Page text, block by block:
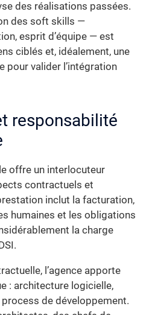
des réalisations passées.
des soft skills —
esprit d’équipe — est
ciblés et, idéalement, une
pour valider l’intégration
responsabilité
offre un interlocuteur
contractuels et
inclut la facturation,
humaines et les obligations
la charge
l’agence apporte
: architecture logicielle,
de développement.